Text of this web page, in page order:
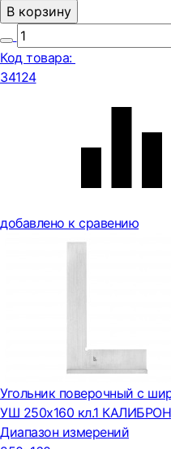
В корзину
Код товара:
34124
добавлено к сравению
Угольник поверочный с
УШ 250х160 кл.1 КАЛИБРОН
Диапазон измерений